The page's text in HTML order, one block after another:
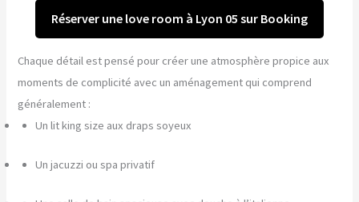
Réserver une love room à Lyon 05 sur Booking
Chaque détail est pensé pour créer une atmosphère propice aux
moments de complicité avec un aménagement qui comprend
généralement :
Un lit king size aux draps soyeux
Un jacuzzi ou spa privatif